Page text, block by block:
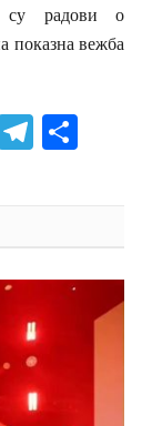
су радови о
показна вежба